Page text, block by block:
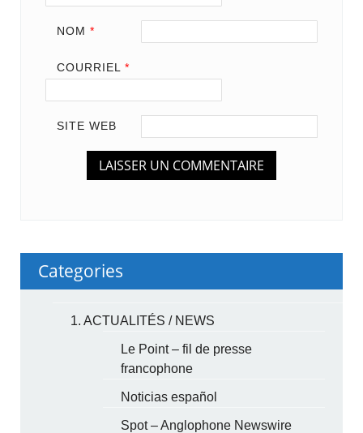
NOM *
COURRIEL *
SITE WEB
Categories
1. ACTUALITÉS / NEWS
Le Point – fil de presse
francophone
Noticias español
Spot – Anglophone Newswire